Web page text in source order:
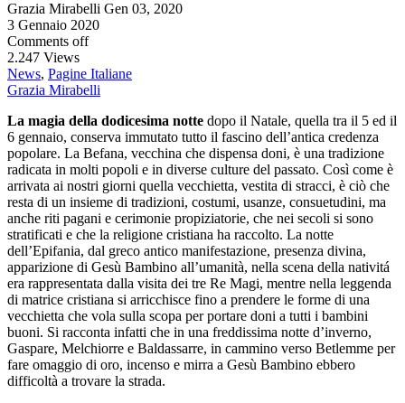
Grazia Mirabelli Gen 03, 2020
3 Gennaio 2020
Comments off
2.247 Views
News, Pagine Italiane
Grazia Mirabelli
La magia della dodicesima notte dopo il Natale, quella tra il 5 ed il
6 gennaio, conserva immutato tutto il fascino dell’antica credenza
popolare. La Befana, vecchina che dispensa doni, è una tradizione
radicata in molti popoli e in diverse culture del passato. Così come è
arrivata ai nostri giorni quella vecchietta, vestita di stracci, è ciò che
resta di un insieme di tradizioni, costumi, usanze, consuetudini, ma
anche riti pagani e cerimonie propiziatorie, che nei secoli si sono
stratificati e che la religione cristiana ha raccolto. La notte
dell’Epifania, dal greco antico manifestazione, presenza divina,
apparizione di Gesù Bambino all’umanità, nella scena della nativitá
era rappresentata dalla visita dei tre Re Magi, mentre nella leggenda
di matrice cristiana si arricchisce fino a prendere le forme di una
vecchietta che vola sulla scopa per portare doni a tutti i bambini
buoni. Si racconta infatti che in una freddissima notte d’inverno,
Gaspare, Melchiorre e Baldassarre, in cammino verso Betlemme per
fare omaggio di oro, incenso e mirra a Gesù Bambino ebbero
difficoltà a trovare la strada.